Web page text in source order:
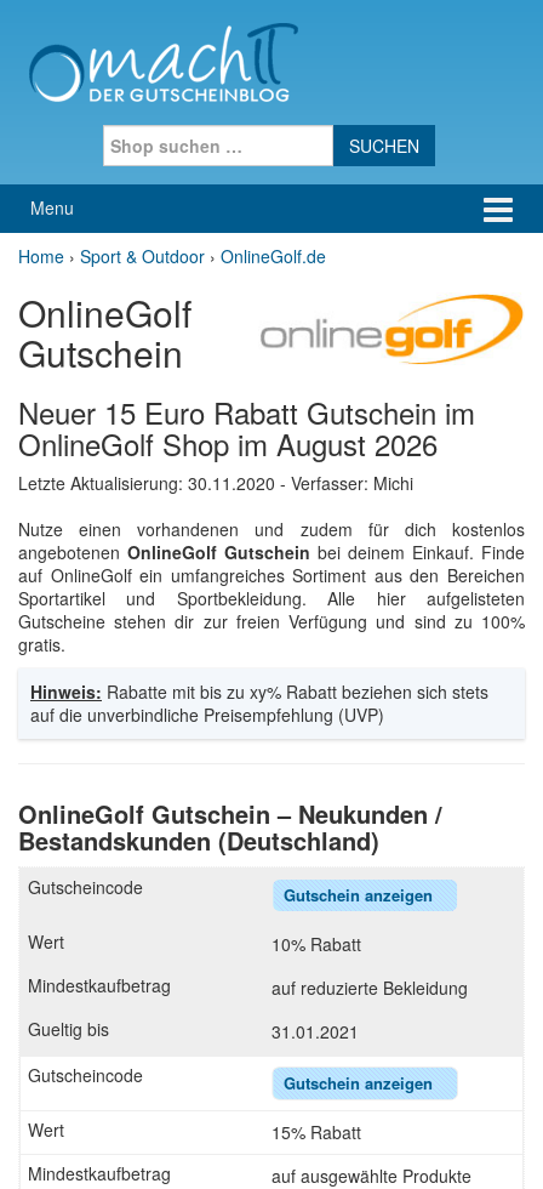
Menu
Home › Sport & Outdoor › OnlineGolf.de
OnlineGolf
Gutschein
Neuer 15 Euro Rabatt Gutschein im
OnlineGolf Shop im August 2026
Letzte Aktualisierung: 30.11.2020 - Verfasser: Michi
Nutze einen vorhandenen und zudem für dich kostenlos
angebotenen OnlineGolf Gutschein bei deinem Einkauf. Finde
auf OnlineGolf ein umfangreiches Sortiment aus den Bereichen
Sportartikel und Sportbekleidung. Alle hier aufgelisteten
Gutscheine stehen dir zur freien Verfügung und sind zu 100%
gratis.
Hinweis: Rabatte mit bis zu xy% Rabatt beziehen sich stets
auf die unverbindliche Preisempfehlung (UVP)
OnlineGolf Gutschein – Neukunden /
Bestandskunden (Deutschland)
Gutschein anzeigen
10% Rabatt
auf reduzierte Bekleidung
31.01.2021
Gutschein anzeigen
15% Rabatt
auf ausgewählte Produkte